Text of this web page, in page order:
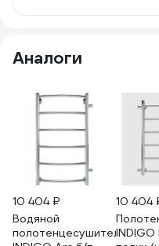
Аналоги
10 404 ₽
Водяной
полотенцесушитель
10 404
INDIGO